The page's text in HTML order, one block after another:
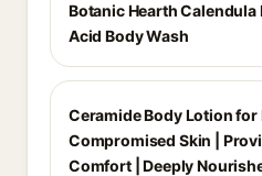
Botanic Hearth Calendula
Acid Body Wash
Ceramide Body Lotion for
Compromised Skin |
Comfort | Deeply